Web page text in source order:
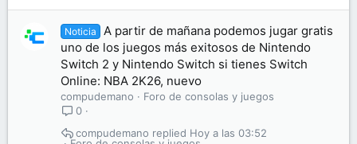
Noticia
A partir de mañana podemos jugar gratis
uno de los juegos más exitosos de Nintendo
Switch 2 y Nintendo Switch si tienes Switch
Online: NBA 2K26, nuevo
compudemano
Foro de consolas y juegos
0
Hoy a las 03:52
compudemano